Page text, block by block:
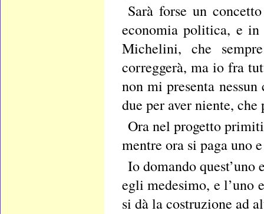
Sarà forse un
economia politica, e in
Michelini, che
correggerà, ma io fra
non mi presenta
due per aver niente,
Ora nel progetto
mentre ora si paga uno
Io domando
egli medesimo, e l’uno
si dà la costruzione ad